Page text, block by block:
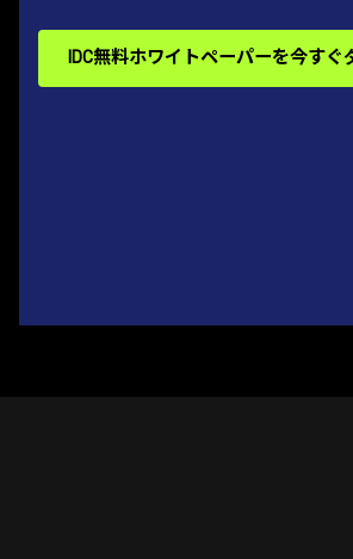
IDC無料ホワイトペーパーを今すぐ